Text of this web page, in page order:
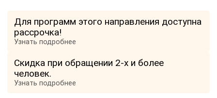
Для программ этого направления доступна
рассрочка!
Узнать подробнее
Скидка при обращении 2-х и более
человек.
Узнать подробнее